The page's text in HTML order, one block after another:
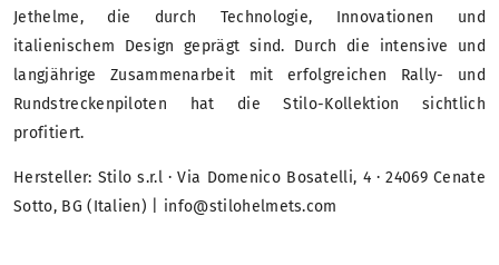
Jethelme, die durch Technologie, Innovationen und
italienischem Design geprägt sind. Durch die intensive und
langjährige Zusammenarbeit mit erfolgreichen Rally- und
Rundstreckenpiloten hat die Stilo-Kollektion sichtlich
profitiert.
Hersteller: Stilo s.r.l · Via Domenico Bosatelli, 4 · 24069 Cenate
Sotto, BG (Italien) | info@stilohelmets.com